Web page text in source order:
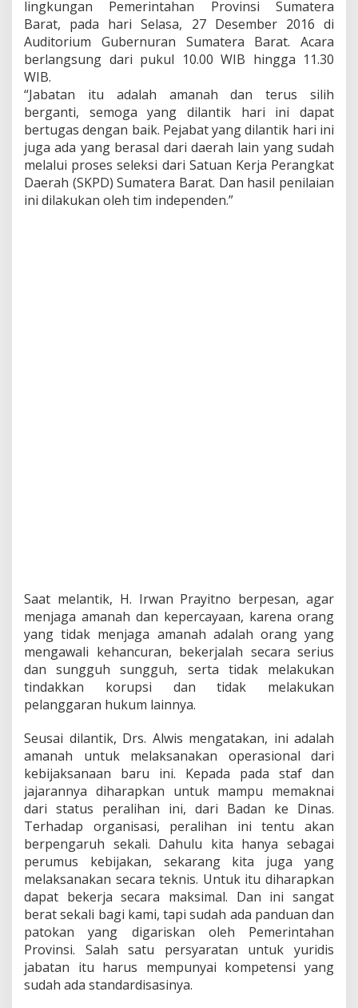
m
b
a
r
lingkungan Pemerintahan Provinsi Sumatera
Barat, pada hari Selasa, 27 Desember 2016 di
Auditorium Gubernuran Sumatera Barat. Acara
berlangsung dari pukul 10.00 WIB hingga 11.30
WIB.
“Jabatan itu adalah amanah dan terus silih
berganti, semoga yang dilantik hari ini dapat
bertugas dengan baik. Pejabat yang dilantik hari ini
juga ada yang berasal dari daerah lain yang sudah
melalui proses seleksi dari Satuan Kerja Perangkat
Daerah (SKPD) Sumatera Barat. Dan hasil penilaian
ini dilakukan oleh tim independen.”
Saat melantik, H. Irwan Prayitno berpesan, agar
menjaga amanah dan kepercayaan, karena orang
yang tidak menjaga amanah adalah orang yang
mengawali kehancuran, bekerjalah secara serius
dan sungguh sungguh, serta tidak melakukan
tindakkan korupsi dan tidak melakukan
pelanggaran hukum lainnya.
Seusai dilantik, Drs. Alwis mengatakan, ini adalah
amanah untuk melaksanakan operasional dari
kebijaksanaan baru ini. Kepada pada staf dan
jajarannya diharapkan untuk mampu memaknai
dari status peralihan ini, dari Badan ke Dinas.
Terhadap organisasi, peralihan ini tentu akan
berpengaruh sekali. Dahulu kita hanya sebagai
perumus kebijakan, sekarang kita juga yang
melaksanakan secara teknis. Untuk itu diharapkan
dapat bekerja secara maksimal. Dan ini sangat
berat sekali bagi kami, tapi sudah ada panduan dan
patokan yang digariskan oleh Pemerintahan
Provinsi. Salah satu persyaratan untuk yuridis
jabatan itu harus mempunyai kompetensi yang
sudah ada standardisasinya.